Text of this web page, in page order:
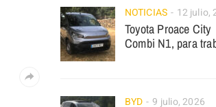
NOTICIAS 12 julio,
Toyota Proace City
Combi N1, para
BYD 9 julio, 2026